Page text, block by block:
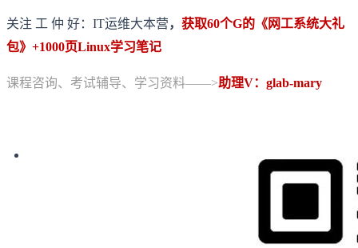
关注 工 仲 好：IT运维大本营， 获取60个G的《网工系统大礼
包》+1000页Linux学习笔记
课程咨询、考试辅导、学习资料——>助理V：glab-mary